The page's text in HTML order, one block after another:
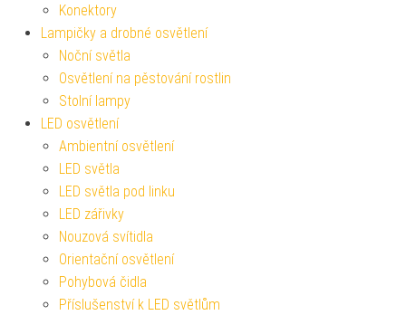
Konektory
Lampičky a drobné osvětlení
Noční světla
Osvětlení na pěstování rostlin
Stolní lampy
LED osvětlení
Ambientní osvětlení
LED světla
LED světla pod linku
LED zářivky
Nouzová svítidla
Orientační osvětlení
Pohybová čidla
Příslušenství k LED světlům